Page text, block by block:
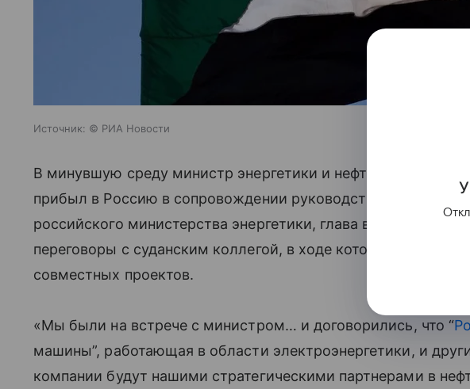
Источник: © РИА Новости
В минувшую среду министр энергетики и нефти Судана
прибыл в Россию в сопровождении руководства нефтяных
российского министерства энергетики, глава ведомства
переговоры с суданским коллегой, в ходе которых были
совместных проектов.
«Мы были на встрече с министром… и договорились, что “
машины”, работающая в области электроэнергетики, и
компании будут нашими стратегическими партнерами в